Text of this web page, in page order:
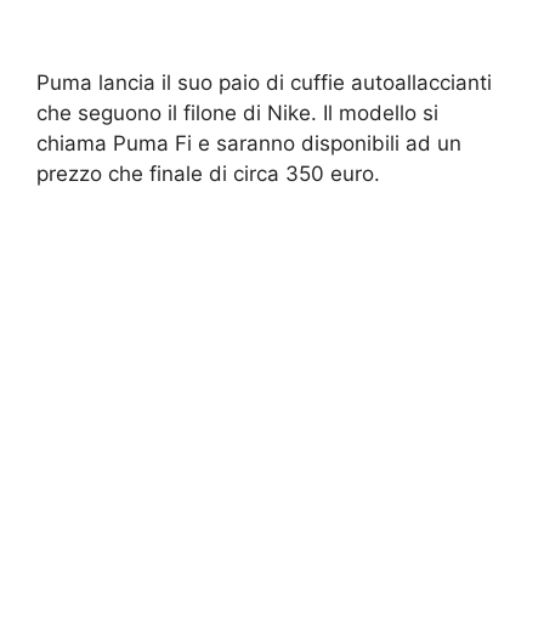
Puma lancia il suo paio di cuffie autoallaccianti
che seguono il filone di Nike. Il modello si
chiama Puma Fi e saranno disponibili ad un
prezzo che finale di circa 350 euro.